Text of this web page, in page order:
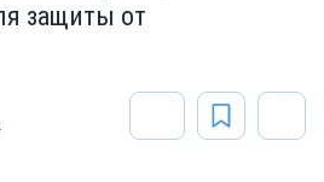
защиты от